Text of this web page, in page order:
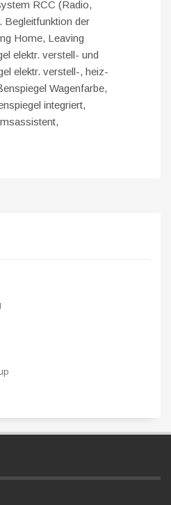
RCC (Radio,
Begleitfunktion der
Home, Leaving
elektr. verstell- und
elektr. verstell-, heiz-
Wagenfarbe,
integriert,